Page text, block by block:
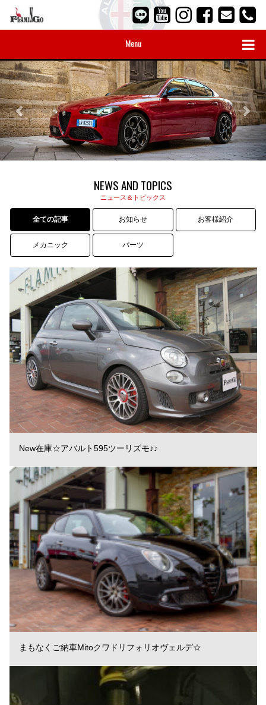
Menu
NEWS AND TOPICS
ニュース＆トピックス
全ての記事 お知らせ お客様紹介
メカニック パーツ
New在庫☆アバルト595ツーリズモ♪♪
まもなくご納車Mitoクワドリフォリオヴェルデ☆